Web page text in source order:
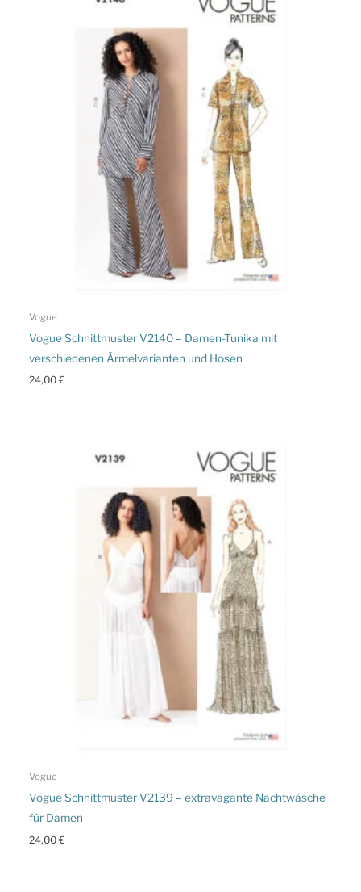
Vogue
Vogue Schnittmuster V2140 – Damen-Tunika mit
verschiedenen Ärmelvarianten und Hosen
24,00€
Vogue
Vogue Schnittmuster V2139 – extravagante Nachtwäsche
für Damen
24,00€